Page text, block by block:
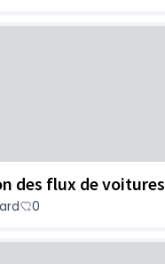
des flux de voitures
0